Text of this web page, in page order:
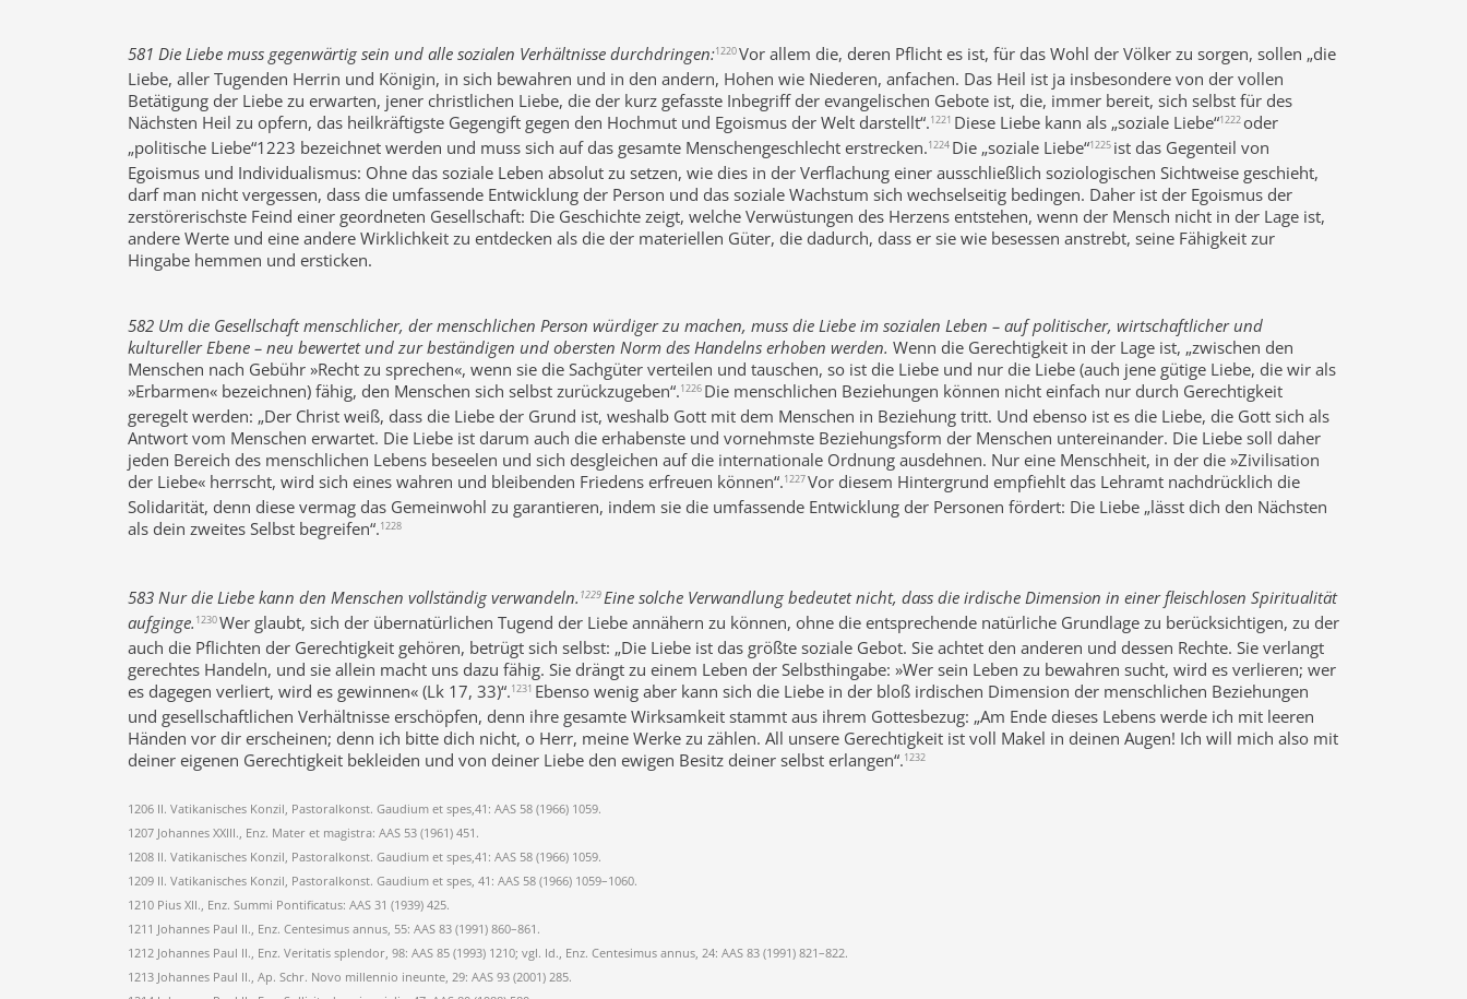
581 Die Liebe muss gegenwärtig sein und alle sozialen Verhältnisse durchdringen:1220Vor allem die, deren Pflicht es ist, für das Wohl der Völker zu sorgen, sollen „die
Liebe, aller Tugenden Herrin und Königin, in sich bewahren und in den andern, Hohen wie Niederen, anfachen. Das Heil ist ja insbesondere von der vollen
Betätigung der Liebe zu erwarten, jener christlichen Liebe, die der kurz gefasste Inbegriff der evangelischen Gebote ist, die, immer bereit, sich selbst für des
Nächsten Heil zu opfern, das heilkräftigste Gegengift gegen den Hochmut und Egoismus der Welt darstellt“.1221 Diese Liebe kann als „soziale Liebe“1222oder
„politische Liebe“1223 bezeichnet werden und muss sich auf das gesamte Menschengeschlecht erstrecken.1224 Die „soziale Liebe“1225 ist das Gegenteil von
Egoismus und Individualismus: Ohne das soziale Leben absolut zu setzen, wie dies in der Verflachung einer ausschließlich soziologischen Sichtweise geschieht,
darf man nicht vergessen, dass die umfassende Entwicklung der Person und das soziale Wachstum sich wechselseitig bedingen. Daher ist der Egoismus der
zerstörerischste Feind einer geordneten Gesellschaft: Die Geschichte zeigt, welche Verwüstungen des Herzens entstehen, wenn der Mensch nicht in der Lage ist,
andere Werte und eine andere Wirklichkeit zu entdecken als die der materiellen Güter, die dadurch, dass er sie wie besessen anstrebt, seine Fähigkeit zur
Hingabe hemmen und ersticken.
582 Um die Gesellschaft menschlicher, der menschlichen Person würdiger zu machen, muss die Liebe im sozialen Leben – auf politischer, wirtschaftlicher und
kultureller Ebene – neu bewertet und zur beständigen und obersten Norm des Handelns erhoben werden. Wenn die Gerechtigkeit in der Lage ist, „zwischen den
Menschen nach Gebühr »Recht zu sprechen«, wenn sie die Sachgüter verteilen und tauschen, so ist die Liebe und nur die Liebe (auch jene gütige Liebe, die wir als
»Erbarmen« bezeichnen) fähig, den Menschen sich selbst zurückzugeben“.1226 Die menschlichen Beziehungen können nicht einfach nur durch Gerechtigkeit
geregelt werden: „Der Christ weiß, dass die Liebe der Grund ist, weshalb Gott mit dem Menschen in Beziehung tritt. Und ebenso ist es die Liebe, die Gott sich als
Antwort vom Menschen erwartet. Die Liebe ist darum auch die erhabenste und vornehmste Beziehungsform der Menschen untereinander. Die Liebe soll daher
jeden Bereich des menschlichen Lebens beseelen und sich desgleichen auf die internationale Ordnung ausdehnen. Nur eine Menschheit, in der die »Zivilisation
der Liebe« herrscht, wird sich eines wahren und bleibenden Friedens erfreuen können“.1227Vor diesem Hintergrund empfiehlt das Lehramt nachdrücklich die
Solidarität, denn diese vermag das Gemeinwohl zu garantieren, indem sie die umfassende Entwicklung der Personen fördert: Die Liebe „lässt dich den Nächsten
als dein zweites Selbst begreifen“.1228
583 Nur die Liebe kann den Menschen vollständig verwandeln. 1229Eine solche Verwandlung bedeutet nicht, dass die irdische Dimension in einer fleischlosen Spiritualität
aufginge. 1230Wer glaubt, sich der übernatürlichen Tugend der Liebe annähern zu können, ohne die entsprechende natürliche Grundlage zu berücksichtigen, zu der
auch die Pflichten der Gerechtigkeit gehören, betrügt sich selbst: „Die Liebe ist das größte soziale Gebot. Sie achtet den anderen und dessen Rechte. Sie verlangt
gerechtes Handeln, und sie allein macht uns dazu fähig. Sie drängt zu einem Leben der Selbsthingabe: »Wer sein Leben zu bewahren sucht, wird es verlieren; wer
es dagegen verliert, wird es gewinnen« (Lk 17, 33)“.1231 Ebenso wenig aber kann sich die Liebe in der bloß irdischen Dimension der menschlichen Beziehungen
und gesellschaftlichen Verhältnisse erschöpfen, denn ihre gesamte Wirksamkeit stammt aus ihrem Gottesbezug: „Am Ende dieses Lebens werde ich mit leeren
Händen vor dir erscheinen; denn ich bitte dich nicht, o Herr, meine Werke zu zählen. All unsere Gerechtigkeit ist voll Makel in deinen Augen! Ich will mich also mit
deiner eigenen Gerechtigkeit bekleiden und von deiner Liebe den ewigen Besitz deiner selbst erlangen“.1232
1206 II. Vatikanisches Konzil, Pastoralkonst. Gaudium et spes,41: AAS 58 (1966) 1059.
1207 Johannes XXIII., Enz. Mater et magistra: AAS 53 (1961) 451.
1208 II. Vatikanisches Konzil, Pastoralkonst. Gaudium et spes,41: AAS 58 (1966) 1059.
1209 II. Vatikanisches Konzil, Pastoralkonst. Gaudium et spes, 41: AAS 58 (1966) 1059–1060.
1210 Pius XII., Enz. Summi Pontificatus: AAS 31 (1939) 425.
1211 Johannes Paul II., Enz. Centesimus annus, 55: AAS 83 (1991) 860–861.
1212 Johannes Paul II., Enz. Veritatis splendor, 98: AAS 85 (1993) 1210; vgl. Id., Enz. Centesimus annus, 24: AAS 83 (1991) 821–822.
1213 Johannes Paul II., Ap. Schr. Novo millennio ineunte, 29: AAS 93 (2001) 285.